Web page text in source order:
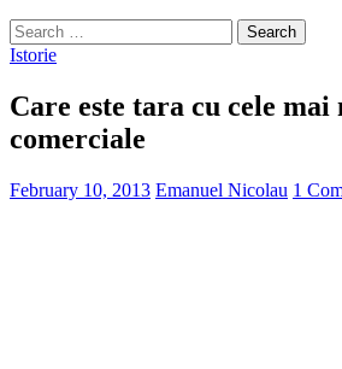
Search
for:
Istorie
Care este tara cu cele
comerciale
February 10, 2013 Emanuel Nicolau 1